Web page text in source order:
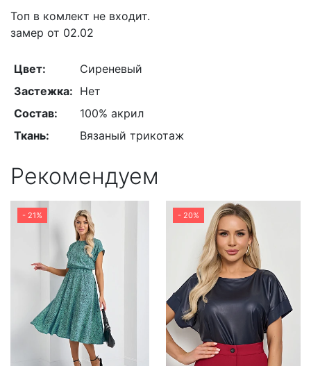
Топ в комлект не входит.
замер от 02.02
Цвет:
Сиреневый
Застежка: Нет
Состав:
100% акрил
Ткань:
Вязаный трикотаж
Рекомендуем
- 21% - 20%